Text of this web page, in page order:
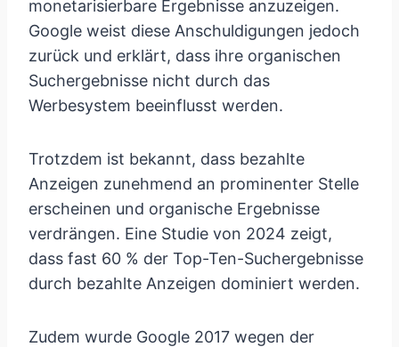
monetarisierbare Ergebnisse anzuzeigen.
Google weist diese Anschuldigungen jedoch
zurück und erklärt, dass ihre organischen
Suchergebnisse nicht durch das
Werbesystem beeinflusst werden.
Trotzdem ist bekannt, dass bezahlte
Anzeigen zunehmend an prominenter Stelle
erscheinen und organische Ergebnisse
verdrängen. Eine Studie von 2024 zeigt,
dass fast 60 % der Top-Ten-Suchergebnisse
durch bezahlte Anzeigen dominiert werden.
Zudem wurde Google 2017 wegen der